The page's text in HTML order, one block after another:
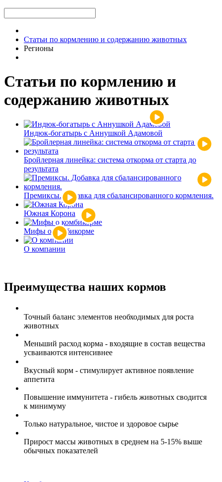
Статьи по кормлению и содержанию животных
Регионы
Статьи по кормлению и
содержанию животных
Индюк-богатырь с Аннушкой Адамовой
Бройлерная линейка: система откорма от старта до
результата
Премиксы. Добавка для сбалансированного кормления.
Южная Корона
Мифы о комбикорме
О компании
Преимущества наших кормов
Точный баланс элементов необходимых для роста
животных
Меньший расход корма - входящие в состав вещества
усваиваются интенсивнее
Вкусный корм - стимулирует активное появление
аппетита
Повышение иммунитета - гибель животных сводится
к минимуму
Только натуральное, чистое и здоровое сырье
Прирост массы животных в среднем на 5-15% выше
обычных показателей